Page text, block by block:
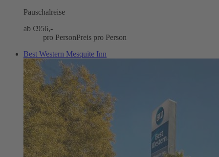
Pauschalreise
ab €956,-
pro PersonPreis pro Person
Best Western Mesquite Inn